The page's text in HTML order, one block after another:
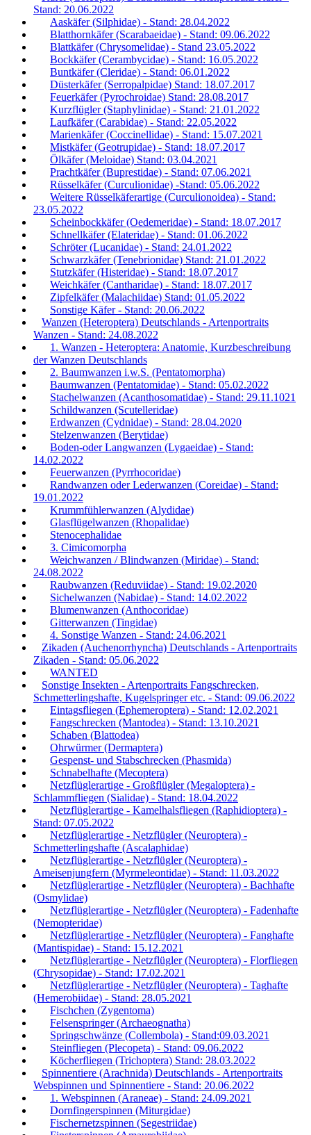
Stand: 20.06.2022
Aaskäfer (Silphidae) - Stand: 28.04.2022
Blatthornkäfer (Scarabaeidae) - Stand: 09.06.2022
Blattkäfer (Chrysomelidae) - Stand 23.05.2022
Bockkäfer (Cerambycidae) - Stand: 16.05.2022
Buntkäfer (Cleridae) - Stand: 06.01.2022
Düsterkäfer (Serropalpidae) Stand: 18.07.2017
Feuerkäfer (Pyrochroidae) Stand: 28.08.2017
Kurzflügler (Staphylinidae) - Stand: 21.01.2022
Laufkäfer (Carabidae) - Stand: 22.05.2022
Marienkäfer (Coccinellidae) - Stand: 15.07.2021
Mistkäfer (Geotrupidae) - Stand: 18.07.2017
Ölkäfer (Meloidae) Stand: 03.04.2021
Prachtkäfer (Buprestidae) - Stand: 07.06.2021
Rüsselkäfer (Curculionidae) -Stand: 05.06.2022
Weitere Rüsselkäferartige (Curculionoidea) - Stand:
23.05.2022
Scheinbockkäfer (Oedemeridae) - Stand: 18.07.2017
Schnellkäfer (Elateridae) - Stand: 01.06.2022
Schröter (Lucanidae) - Stand: 24.01.2022
Schwarzkäfer (Tenebrionidae) Stand: 21.01.2022
Stutzkäfer (Histeridae) - Stand: 18.07.2017
Weichkäfer (Cantharidae) - Stand: 18.07.2017
Zipfelkäfer (Malachiidae) Stand: 01.05.2022
Sonstige Käfer - Stand: 20.06.2022
Wanzen (Heteroptera) Deutschlands - Artenportraits
Wanzen - Stand: 24.08.2022
1. Wanzen - Heteroptera: Anatomie, Kurzbeschreibung
der Wanzen Deutschlands
2. Baumwanzen i.w.S. (Pentatomorpha)
Baumwanzen (Pentatomidae) - Stand: 05.02.2022
Stachelwanzen (Acanthosomatidae) - Stand: 29.11.1021
Schildwanzen (Scutelleridae)
Erdwanzen (Cydnidae) - Stand: 28.04.2020
Stelzenwanzen (Berytidae)
Boden-oder Langwanzen (Lygaeidae) - Stand:
14.02.2022
Feuerwanzen (Pyrrhocoridae)
Randwanzen oder Lederwanzen (Coreidae) - Stand:
19.01.2022
Krummfühlerwanzen (Alydidae)
Glasflügelwanzen (Rhopalidae)
Stenocephalidae
3. Cimicomorpha
Weichwanzen / Blindwanzen (Miridae) - Stand:
24.08.2022
Raubwanzen (Reduviidae) - Stand: 19.02.2020
Sichelwanzen (Nabidae) - Stand: 14.02.2022
Blumenwanzen (Anthocoridae)
Gitterwanzen (Tingidae)
4. Sonstige Wanzen - Stand: 24.06.2021
Zikaden (Auchenorrhyncha) Deutschlands - Artenportraits
Zikaden - Stand: 05.06.2022
WANTED
Sonstige Insekten - Artenportraits Fangschrecken,
Schmetterlingshafte, Kugelspringer etc. - Stand: 09.06.2022
Eintagsfliegen (Ephemeroptera) - Stand: 12.02.2021
Fangschrecken (Mantodea) - Stand: 13.10.2021
Schaben (Blattodea)
Ohrwürmer (Dermaptera)
Gespenst- und Stabschrecken (Phasmida)
Schnabelhafte (Mecoptera)
Netzflüglerartige - Großflügler (Megaloptera) -
Schlammfliegen (Sialidae) - Stand: 18.04.2022
Netzflüglerartige - Kamelhalsfliegen (Raphidioptera) -
Stand: 07.05.2022
Netzflüglerartige - Netzflügler (Neuroptera) -
Schmetterlingshafte (Ascalaphidae)
Netzflüglerartige - Netzflügler (Neuroptera) -
Ameisenjungfern (Myrmeleontidae) - Stand: 11.03.2022
Netzflüglerartige - Netzflügler (Neuroptera) - Bachhafte
(Osmylidae)
Netzflüglerartige - Netzflügler (Neuroptera) - Fadenhafte
(Nemopteridae)
Netzflüglerartige - Netzflügler (Neuroptera) - Fanghafte
(Mantispidae) - Stand: 15.12.2021
Netzflüglerartige - Netzflügler (Neuroptera) - Florfliegen
(Chrysopidae) - Stand: 17.02.2021
Netzflüglerartige - Netzflügler (Neuroptera) - Taghafte
(Hemerobiidae) - Stand: 28.05.2021
Fischchen (Zygentoma)
Felsenspringer (Archaeognatha)
Springschwänze (Collembola) - Stand:09.03.2021
Steinfliegen (Plecopeta) - Stand: 09.06.2022
Köcherfliegen (Trichoptera) Stand: 28.03.2022
Spinnentiere (Arachnida) Deutschlands - Artenportraits
Webspinnen und Spinnentiere - Stand: 20.06.2022
1. Webspinnen (Araneae) - Stand: 24.09.2021
Dornfingerspinnen (Miturgidae)
Fischernetzspinnen (Segestriidae)